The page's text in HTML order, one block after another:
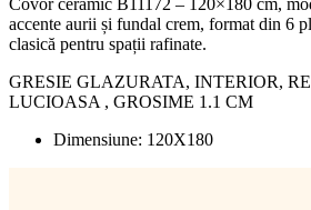
Covor ceramic B11172 – 120×180 cm,
accente aurii și fundal crem, format din 6
clasică pentru spații rafinate.
GRESIE GLAZURATA, INTERIOR,
LUCIOASA , GROSIME 1.1 CM
Dimensiune: 120X180